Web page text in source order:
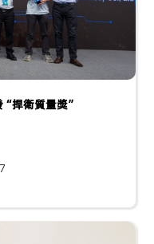
捍衛質量獎”